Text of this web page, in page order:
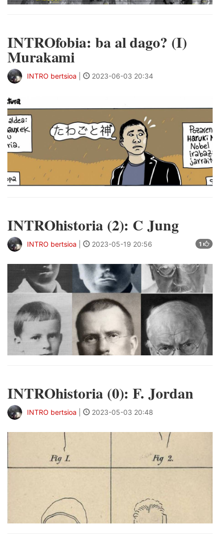
INTROfobia: ba al dago? (I)
Murakami
INTRO bertsioa 2023-06-03 20:34
INTROhistoria (2): C Jung
1
INTRO bertsioa 2023-05-19 20:56
INTROhistoria (0): F. Jordan
INTRO bertsioa 2023-05-03 20:48